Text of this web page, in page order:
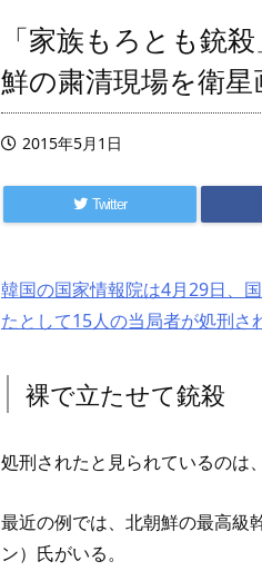
「家族もろとも銃
鮮の粛清現場を衛
2015年5月1日
Twitter
韓国の国家情報院は4月29日、
たとして15人の当局者が処刑さ
裸で立たせて銃殺
処刑されたと見られているのは
最近の例では、北朝鮮の最高級
ン）氏がいる。